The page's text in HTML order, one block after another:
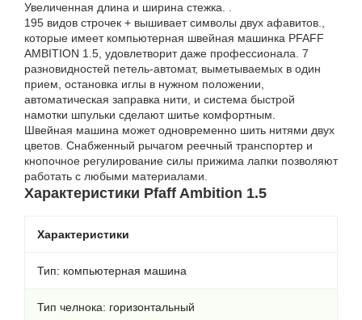
Увеличенная длина и ширина стежка. .
195 видов строчек + вышивает символы двух афавитов.,
которые имеет компьютерная швейная машинка PFAFF
AMBITION 1.5, удовлетворит даже профессионала. 7
разновидностей петель-автомат, выметываемых в один
прием, остановка иглы в нужном положении,
автоматическая заправка нити, и система быстрой
намотки шпульки сделают шитье комфортным.
Швейная машина может одновременно шить нитями двух
цветов. Снабженный рычагом реечный транспортер и
кнопочное регулирование силы прижима лапки позволяют
работать с любыми материалами.
Характеристики Pfaff Ambition 1.5
Характеристики
Тип: компьютерная машина
Тип челнока: горизонтальный